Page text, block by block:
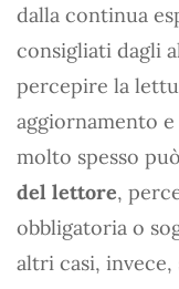
dalla continua
consigliati dagli
percepire la
aggiornamento
molto spesso
del lettore,
obbligatoria o
altri casi, invece,